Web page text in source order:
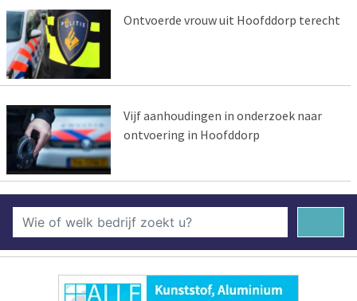
Ontvoerde vrouw uit Hoofddorp terecht
Vijf aanhoudingen in onderzoek naar
ontvoering in Hoofddorp